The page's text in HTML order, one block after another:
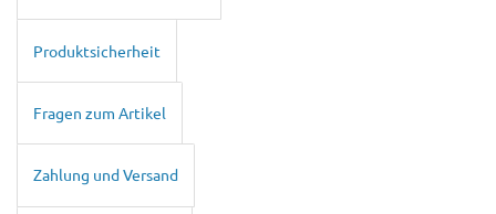
Produktsicherheit
Fragen zum Artikel
Zahlung und Versand